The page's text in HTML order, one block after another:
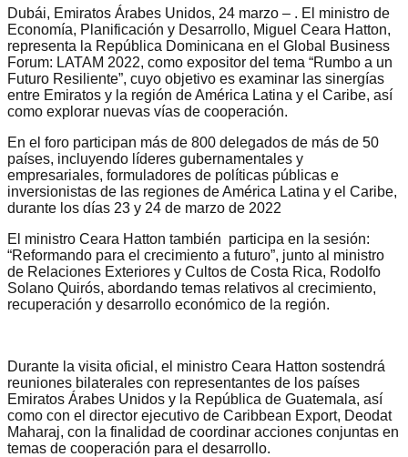
Dubái, Emiratos Árabes Unidos, 24 marzo – . El ministro de
Economía, Planificación y Desarrollo, Miguel Ceara Hatton,
representa la República Dominicana en el Global Business
Forum: LATAM 2022, como expositor del tema “Rumbo a un
Futuro Resiliente”, cuyo objetivo es examinar las sinergías
entre Emiratos y la región de América Latina y el Caribe, así
como explorar nuevas vías de cooperación.
En el foro participan más de 800 delegados de más de 50
países, incluyendo líderes gubernamentales y
empresariales, formuladores de políticas públicas e
inversionistas de las regiones de América Latina y el Caribe,
durante los días 23 y 24 de marzo de 2022
El ministro Ceara Hatton también participa en la sesión:
“Reformando para el crecimiento a futuro”, junto al ministro
de Relaciones Exteriores y Cultos de Costa Rica, Rodolfo
Solano Quirós, abordando temas relativos al crecimiento,
recuperación y desarrollo económico de la región.
Durante la visita oficial, el ministro Ceara Hatton sostendrá
reuniones bilaterales con representantes de los países
Emiratos Árabes Unidos y la República de Guatemala, así
como con el director ejecutivo de Caribbean Export, Deodat
Maharaj, con la finalidad de coordinar acciones conjuntas en
temas de cooperación para el desarrollo.